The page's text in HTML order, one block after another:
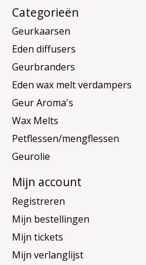
Categorieën
Geurkaarsen
Eden diffusers
Geurbranders
Eden wax melt verdampers
Geur Aroma's
Wax Melts
Petflessen/mengflessen
Geurolie
Mijn account
Registreren
Mijn bestellingen
Mijn tickets
Mijn verlanglijst